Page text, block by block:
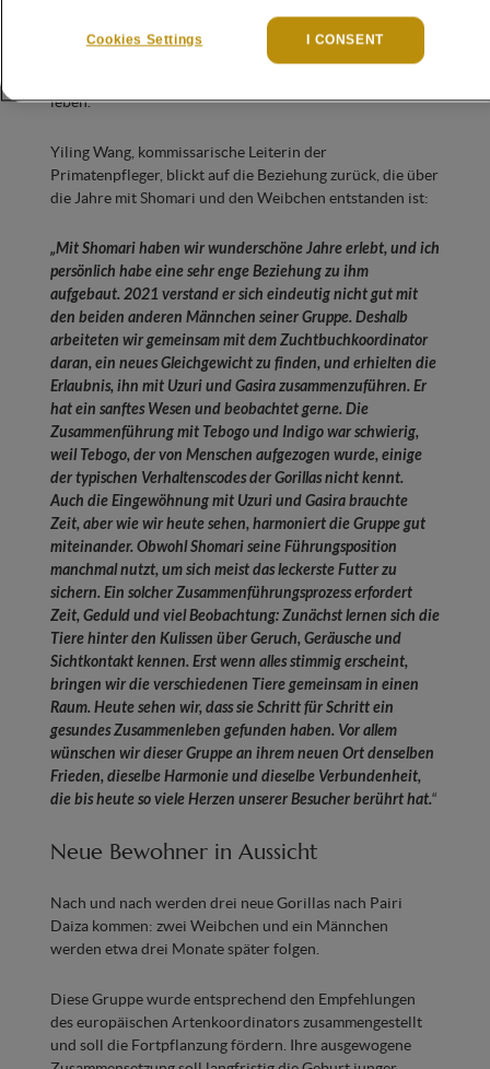
Während dieser Zeit werden Tebogo und Indigo weiterhin
leben.
Yiling Wang, kommissarische Leiterin der
Primatenpfleger, blickt auf die Beziehung zurück, die über
die Jahre mit Shomari und den Weibchen entstanden ist:
„Mit Shomari haben wir wunderschöne Jahre erlebt, und ich
persönlich habe eine sehr enge Beziehung zu ihm
aufgebaut. 2021 verstand er sich eindeutig nicht gut mit
den beiden anderen Männchen seiner Gruppe. Deshalb
arbeiteten wir gemeinsam mit dem Zuchtbuchkoordinator
daran, ein neues Gleichgewicht zu finden, und erhielten die
Erlaubnis, ihn mit Uzuri und Gasira zusammenzuführen. Er
hat ein sanftes Wesen und beobachtet gerne. Die
Zusammenführung mit Tebogo und Indigo war schwierig,
weil Tebogo, der von Menschen aufgezogen wurde, einige
der typischen Verhaltenscodes der Gorillas nicht kennt.
Auch die Eingewöhnung mit Uzuri und Gasira brauchte
Zeit, aber wie wir heute sehen, harmoniert die Gruppe gut
miteinander. Obwohl Shomari seine Führungsposition
manchmal nutzt, um sich meist das leckerste Futter zu
sichern. Ein solcher Zusammenführungsprozess erfordert
Zeit, Geduld und viel Beobachtung: Zunächst lernen sich die
Tiere hinter den Kulissen über Geruch, Geräusche und
Sichtkontakt kennen. Erst wenn alles stimmig erscheint,
bringen wir die verschiedenen Tiere gemeinsam in einen
Raum. Heute sehen wir, dass sie Schritt für Schritt ein
gesundes Zusammenleben gefunden haben. Vor allem
wünschen wir dieser Gruppe an ihrem neuen Ort denselben
Frieden, dieselbe Harmonie und dieselbe Verbundenheit,
die bis heute so viele Herzen unserer Besucher berührt hat.“
Neue Bewohner in Aussicht
Nach und nach werden drei neue Gorillas nach Pairi
Daiza kommen: zwei Weibchen und ein Männchen
werden etwa drei Monate später folgen.
Diese Gruppe wurde entsprechend den Empfehlungen
des europäischen Artenkoordinators zusammengestellt
und soll die Fortpflanzung fördern. Ihre ausgewogene
Cookies Settings I CONSENT